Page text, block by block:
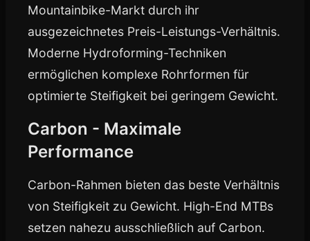
Mountainbike-Markt durch ihr
ausgezeichnetes Preis-Leistungs-Verhältnis.
Moderne Hydroforming-Techniken
ermöglichen komplexe Rohrformen für
optimierte Steifigkeit bei geringem Gewicht.
Carbon - Maximale
Performance
Carbon-Rahmen bieten das beste Verhältnis
von Steifigkeit zu Gewicht. High-End MTBs
setzen nahezu ausschließlich auf Carbon.